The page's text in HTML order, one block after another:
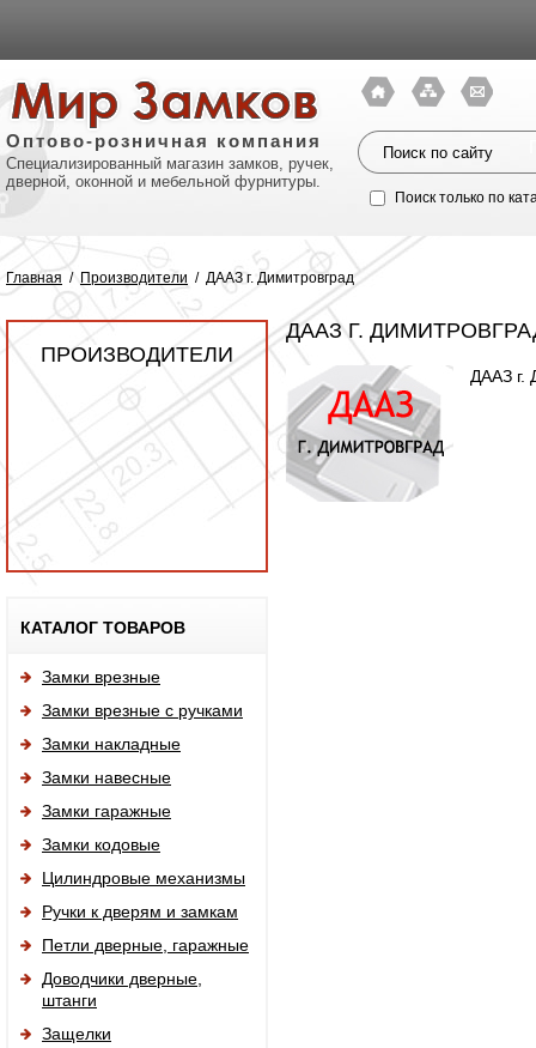
Оптово-розничная компания
Специализированный магазин замков, ручек,
дверной, оконной и мебельной фурнитуры.
Поиск только по
Главная / Производители / ДААЗ г. Димитровград
ПРОИЗВОДИТЕЛИ
КАТАЛОГ ТОВАРОВ
Замки врезные
Замки врезные с ручками
Замки накладные
Замки навесные
Замки гаражные
Замки кодовые
Цилиндровые механизмы
Ручки к дверям и замкам
Петли дверные, гаражные
Доводчики дверные,
штанги
Защелки
ДААЗ Г.
ДААЗ г.